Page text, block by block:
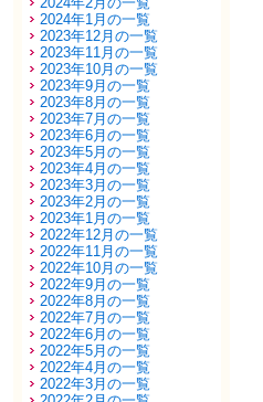
2024年1月の一覧
2023年12月の一覧
2023年11月の一覧
2023年10月の一覧
2023年9月の一覧
2023年8月の一覧
2023年7月の一覧
2023年6月の一覧
2023年5月の一覧
2023年4月の一覧
2023年3月の一覧
2023年2月の一覧
2023年1月の一覧
2022年12月の一覧
2022年11月の一覧
2022年10月の一覧
2022年9月の一覧
2022年8月の一覧
2022年7月の一覧
2022年6月の一覧
2022年5月の一覧
2022年4月の一覧
2022年3月の一覧